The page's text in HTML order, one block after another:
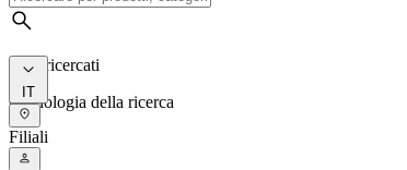
I più ricercati
Cronologia della ricerca
IT
Filiali